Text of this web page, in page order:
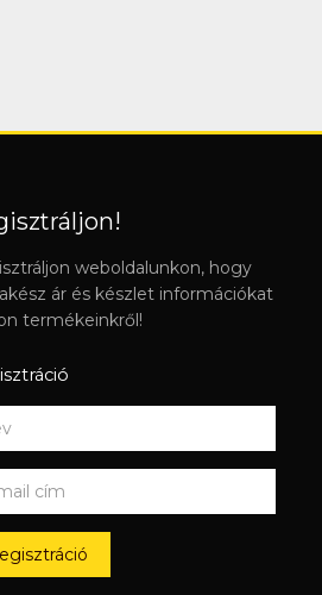
weboldalunkon, hogy
ár és készlet információkat
termékeinkről!